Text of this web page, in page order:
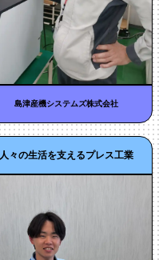
島津産機システムズ株式会社
人々の生活を支えるプレス工業